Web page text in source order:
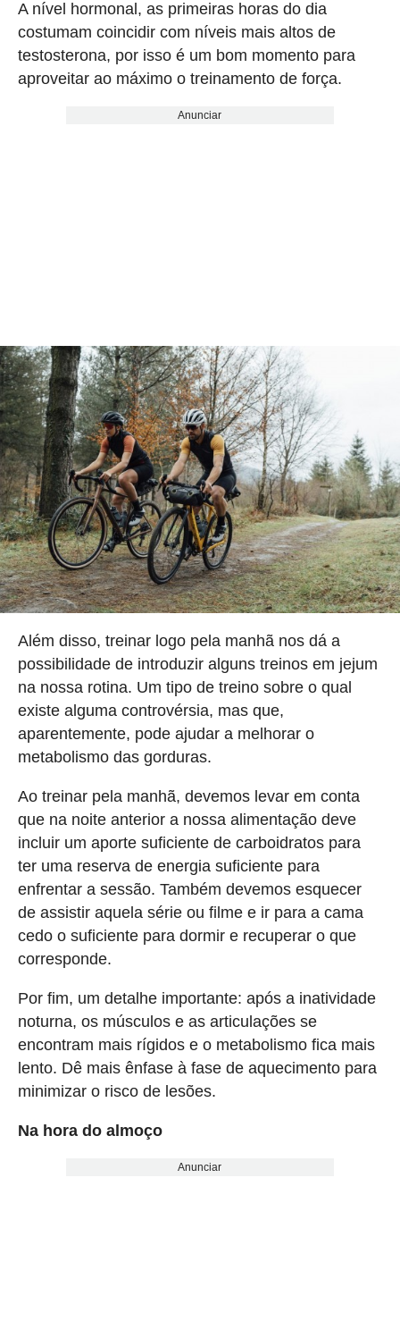
A nível hormonal, as primeiras horas do dia
costumam coincidir com níveis mais altos de
testosterona, por isso é um bom momento para
aproveitar ao máximo o treinamento de força.
Anunciar
Além disso, treinar logo pela manhã nos dá a
possibilidade de introduzir alguns treinos em jejum
na nossa rotina. Um tipo de treino sobre o qual
existe alguma controvérsia, mas que,
aparentemente, pode ajudar a melhorar o
metabolismo das gorduras.
Ao treinar pela manhã, devemos levar em conta
que na noite anterior a nossa alimentação deve
incluir um aporte suficiente de carboidratos para
ter uma reserva de energia suficiente para
enfrentar a sessão. Também devemos esquecer
de assistir aquela série ou filme e ir para a cama
cedo o suficiente para dormir e recuperar o que
corresponde.
Por fim, um detalhe importante: após a inatividade
noturna, os músculos e as articulações se
encontram mais rígidos e o metabolismo fica mais
lento. Dê mais ênfase à fase de aquecimento para
minimizar o risco de lesões.
Na hora do almoço
Anunciar